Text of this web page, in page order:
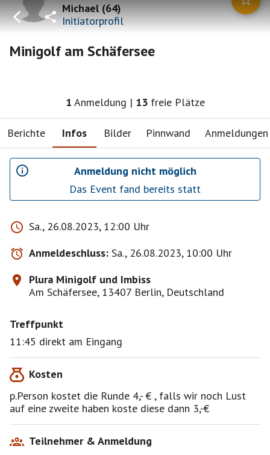
Michael(64)
Initiatorprofil
Minigolf am Schäfersee
1 Anmeldung | 13 freie Plätze
Berichte Infos Bilder Pinnwand Anmeldungen
Anmeldung nicht möglich
Das Event fand bereits statt
Sa., 26.08.2023, 12:00 Uhr
Anmeldeschluss: Sa., 26.08.2023, 10:00 Uhr
Plura Minigolf und Imbiss
Am Schäfersee, 13407 Berlin, Deutschland
Treffpunkt
11:45 direkt am Eingang
Kosten
p.Person kostet die Runde 4,- € , falls wir noch Lust
auf eine zweite haben koste diese dann 3,-€
Teilnehmer & Anmeldung